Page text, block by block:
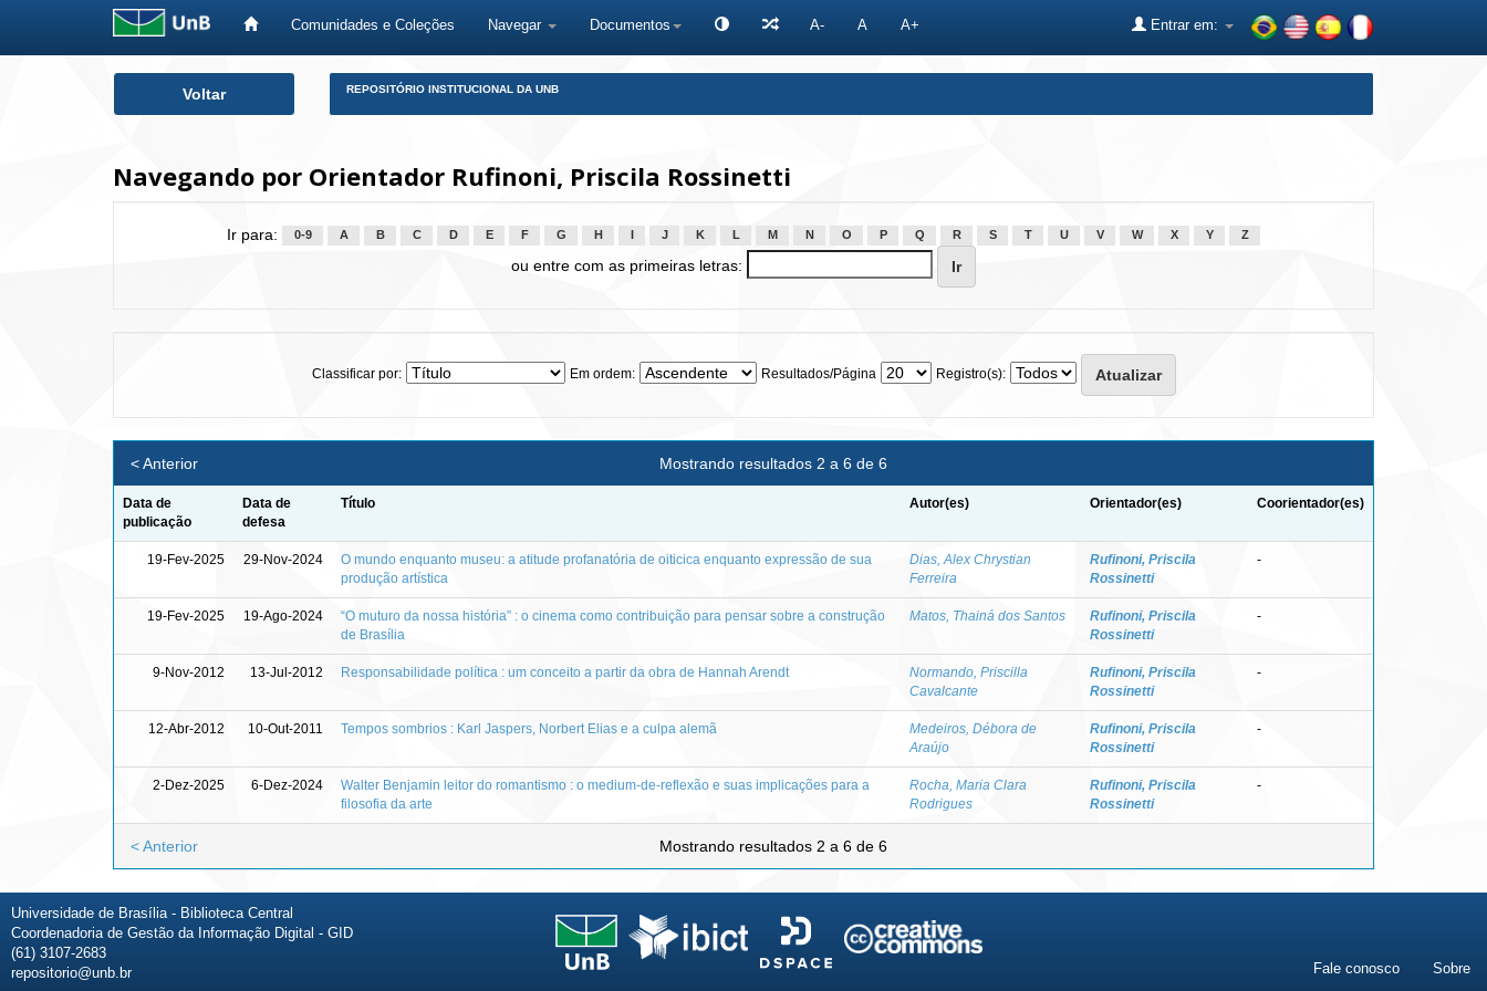
Comunidades e Coleções Navegar Documentos A- A A+ Entrar em:
Voltar REPOSITÓRIO INSTITUCIONAL DA UNB
Navegando por Orientador Rufinoni, Priscila Rossinetti
Ir para: 0-9 A B C D E F G H J K L M N O P Q R S T U V W X Y Z
ou entre com as primeiras letras:
Classificar por: Em ordem: Resultados/Página Registro(s):
Mostrando resultados 2 a 6 de 6
< Anterior
Data de
publicação
Data de
defesa
Título Autor(es) Orientador(es) Coorientador(es)
19-Fev-2025 29-Nov-2024
O mundo enquanto museu: a atitude profanatória de oiticica enquanto expressão de sua
produção artística
Dias, Alex Chrystian
Ferreira
Rufinoni, Priscila
Rossinetti
-
19-Fev-2025 19-Ago-2024
“O muturo da nossa história” : o cinema como contribuição para pensar sobre a construção
de Brasília
Matos, Thainá dos Santos
Rufinoni, Priscila
Rossinetti
-
9-Nov-2012 13-Jul-2012 Responsabilidade política : um conceito a partir da obra de Hannah Arendt
Normando, Priscilla
Cavalcante
Rufinoni, Priscila
Rossinetti
-
12-Abr-2012 10-Out-2011 Tempos sombrios : Karl Jaspers, Norbert Elias e a culpa alemã
Medeiros, Débora de
Araújo
Rufinoni, Priscila
Rossinetti
-
2-Dez-2025 6-Dez-2024
Walter Benjamin leitor do romantismo : o medium-de-reflexão e suas implicações para a
filosofia da arte
Rocha, Maria Clara
Rodrigues
Rufinoni, Priscila
Rossinetti
-
Mostrando resultados 2 a 6 de 6
< Anterior
Universidade de Brasília - Biblioteca Central
Coordenadoria de Gestão da Informação Digital - GID
(61) 3107-2683
repositorio@unb.br
Fale conosco Sobre